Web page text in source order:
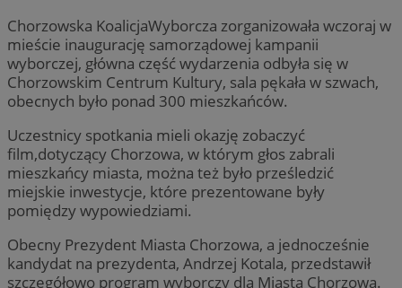
Chorzowska KoalicjaWyborcza zorganizowała wczoraj w
mieście inaugurację samorządowej kampanii
wyborczej, główna część wydarzenia odbyła się w
Chorzowskim Centrum Kultury, sala pękała w szwach,
obecnych było ponad 300 mieszkańców.
Uczestnicy spotkania mieli okazję zobaczyć
film,dotyczący Chorzowa, w którym głos zabrali
mieszkańcy miasta, można też było prześledzić
miejskie inwestycje, które prezentowane były
pomiędzy wypowiedziami.
Obecny Prezydent Miasta Chorzowa, a jednocześnie
kandydat na prezydenta, Andrzej Kotala, przedstawił
szczegółowo program wyborczy dla Miasta Chorzowa.